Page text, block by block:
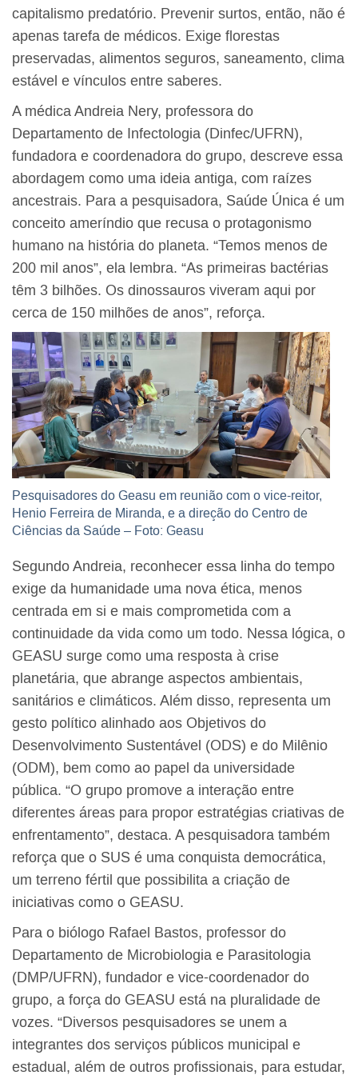
capitalismo predatório. Prevenir surtos, então, não é
apenas tarefa de médicos. Exige florestas
preservadas, alimentos seguros, saneamento, clima
estável e vínculos entre saberes.
A médica Andreia Nery, professora do
Departamento de Infectologia (Dinfec/UFRN),
fundadora e coordenadora do grupo, descreve essa
abordagem como uma ideia antiga, com raízes
ancestrais. Para a pesquisadora, Saúde Única é um
conceito ameríndio que recusa o protagonismo
humano na história do planeta. “Temos menos de
200 mil anos”, ela lembra. “As primeiras bactérias
têm 3 bilhões. Os dinossauros viveram aqui por
cerca de 150 milhões de anos”, reforça.
Pesquisadores do Geasu em reunião com o vice-reitor,
Henio Ferreira de Miranda, e a direção do Centro de
Ciências da Saúde – Foto: Geasu
Segundo Andreia, reconhecer essa linha do tempo
exige da humanidade uma nova ética, menos
centrada em si e mais comprometida com a
continuidade da vida como um todo. Nessa lógica, o
GEASU surge como uma resposta à crise
planetária, que abrange aspectos ambientais,
sanitários e climáticos. Além disso, representa um
gesto político alinhado aos Objetivos do
Desenvolvimento Sustentável (ODS) e do Milênio
(ODM), bem como ao papel da universidade
pública. “O grupo promove a interação entre
diferentes áreas para propor estratégias criativas de
enfrentamento”, destaca. A pesquisadora também
reforça que o SUS é uma conquista democrática,
um terreno fértil que possibilita a criação de
iniciativas como o GEASU.
Para o biólogo Rafael Bastos, professor do
Departamento de Microbiologia e Parasitologia
(DMP/UFRN), fundador e vice-coordenador do
grupo, a força do GEASU está na pluralidade de
vozes. “Diversos pesquisadores se unem a
integrantes dos serviços públicos municipal e
estadual, além de outros profissionais, para estudar,